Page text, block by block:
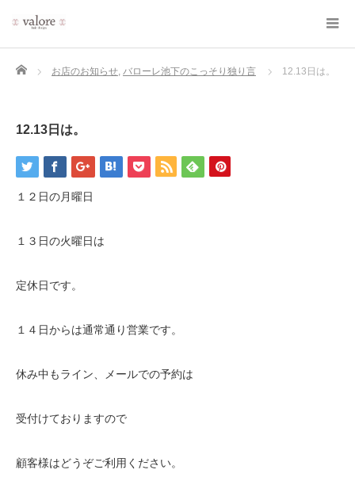
Home お店のお知らせ, バローレ池下のこっそり独り言 12.13日は。
12.13日は。
１２日の月曜日
１３日の火曜日は
定休日です。
１４日からは通常通り営業です。
休み中もライン、メールでの予約は
受付けておりますので
顧客様はどうぞご利用ください。